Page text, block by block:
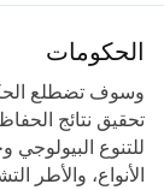
الحكومات
وسوف تضطلع
تحقيق نتائج
للتنوع
الأنواع، والأطر